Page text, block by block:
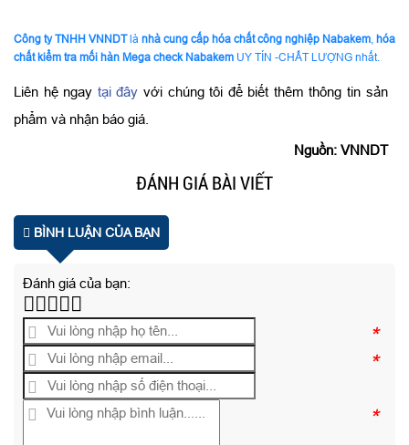
Công ty TNHH VNNDTlà nhà cung cấp hóa chất công nghiệp Nabakem hóa
chất kiểm tra mối hàn Mega check Nabakem UY TÍN -CHẤT LƯỢNG nhất.
Liên hệ ngay tại đây với chúng tôi để biết thêm thông tin sản
phẩm và nhận báo giá.
Nguồn: VNNDT
ĐÁNH GIÁ BÀI VIẾT
BÌNH LUẬN CỦA BẠN
Đánh giá của bạn:
*
*
*